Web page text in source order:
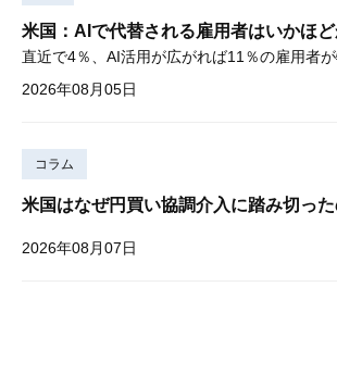
米国：AIで代替される雇用者はいかほ
2026年08月05日
コラム
米国はなぜ円買い協調介入に踏み切っ
2026年08月07日